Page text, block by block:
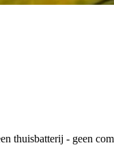
thuisbatterij - geen